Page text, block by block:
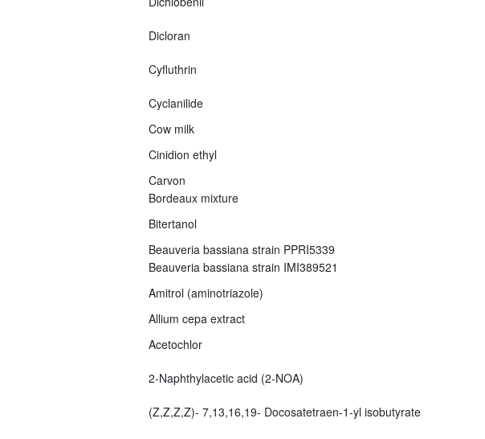
Dicloran
Cyfluthrin
Cyclanilide
Cow milk
Cinidion ethyl
Carvon
Bordeaux mixture
Bitertanol
Beauveria bassiana strain PPRI5339
Beauveria bassiana strain IMI389521
Amitrol (aminotriazole)
Allium cepa extract
Acetochlor
2-Naphthylacetic acid (2-NOA)
(Z,Z,Z,Z)- 7,13,16,19- Docosatetraen-1-yl isobutyrate